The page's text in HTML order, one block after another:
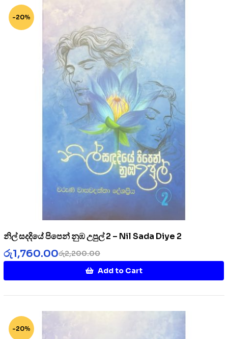
-20%
නිල් සදදියේ පිපෙන් නුඹ උපුල් 2 – Nil Sada Diye 2
රු2,200.00
රු1,760.00
Add to Cart
-20%